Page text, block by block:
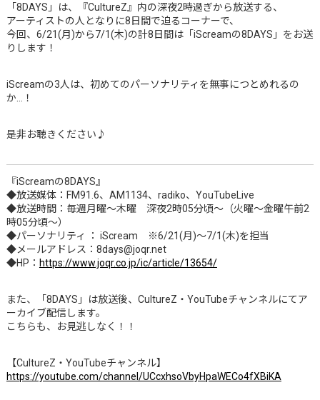
「8DAYS」は、『CultureZ』内の深夜2時過ぎから放送する、
アーティストの人となりに8日間で迫るコーナーで、
今回、6/21(月)から7/1(木)の計8日間は「iScreamの8DAYS」をお送
りします！
iScreamの3人は、初めてのパーソナリティを無事につとめれるの
か…！
是非お聴きください♪
『iScreamの8DAYS』
◆放送媒体：FM91.6、AM1134、radiko、YouTubeLive
◆放送時間：毎週月曜～木曜 深夜2時05分頃～（火曜～金曜午前2
時05分頃～）
◆パーソナリティ ： iScream ※6/21(月)～7/1(木)を担当
◆メールアドレス：8days@joqr.net
◆HP： https://www.joqr.co.jp/ic/article/13654/
また、「8DAYS」は放送後、CultureZ・YouTubeチャンネルにてア
ーカイブ配信します。
こちらも、お見逃しなく！！
【CultureZ・YouTubeチャンネル】
https://youtube.com/channel/UCcxhsoVbyHpaWECo4fXBiKA